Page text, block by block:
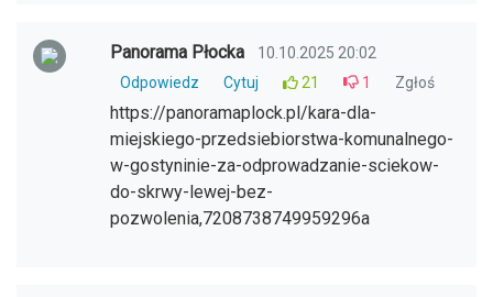
Panorama Płocka
10.10.2025 20:02
Odpowiedz
Cytuj 21 1 Zgłoś
https://panoramaplock.pl/kara-dla-
miejskiego-przedsiebiorstwa-komunalnego-
w-gostyninie-za-odprowadzanie-sciekow-
do-skrwy-lewej-bez-
pozwolenia,7208738749959296a